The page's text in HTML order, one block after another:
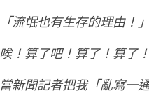
「流氓也有生存的理由！」
唉！算了吧！算了！算了！
當新聞記者把我「亂寫一